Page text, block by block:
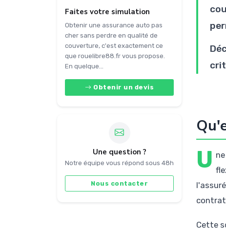
Faites votre simulation
Obtenir une assurance auto pas
cher sans perdre en qualité de
couverture, c'est exactement ce
que rouelibre88.fr vous propose.
En quelque...
Obtenir un devis
Une question ?
Notre équipe vous répond sous 48h
Nous contacter
U
contrat
Cette